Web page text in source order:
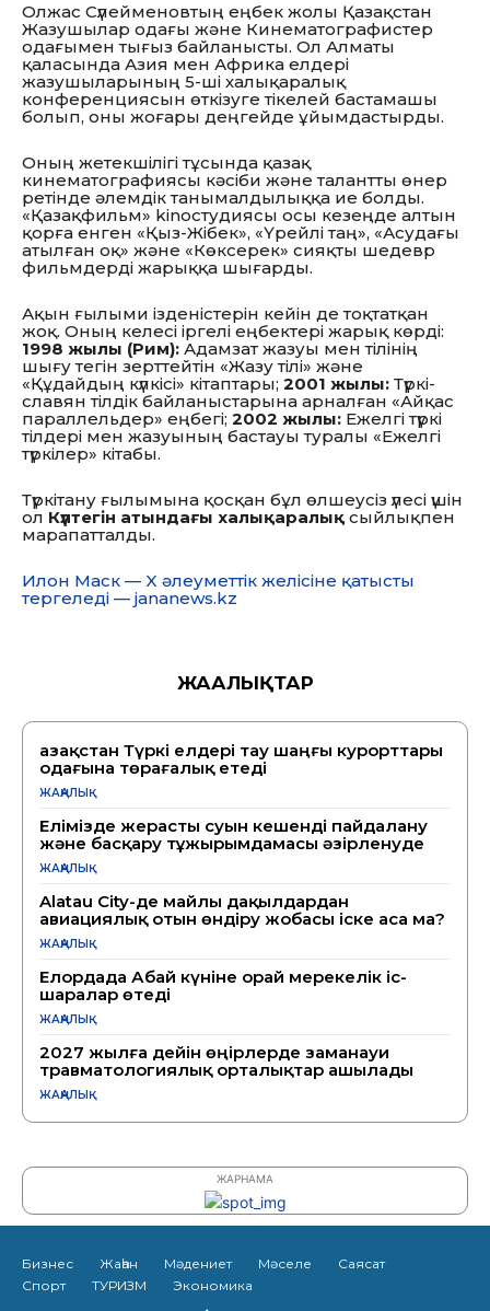
Олжас Сүлейменовтың еңбек жолы Қазақстан
Жазушылар одағы және Кинематографистер
одағымен тығыз байланысты. Ол Алматы
қаласында Азия мен Африка елдері
жазушыларының 5-ші халықаралық
конференциясын өткізуге тікелей бастамашы
болып, оны жоғары деңгейде ұйымдастырды.
Оның жетекшілігі тұсында қазақ
кинематографиясы кәсіби және талантты өнер
ретінде әлемдік танымалдылыққа ие болды.
«Қазақфильм» kinoстудиясы осы кезеңде алтын
қорға енген «Қыз-Жібек», «Үрейлі таң», «Асудағы
атылған оқ» және «Көксерек» сияқты шедевр
фильмдерді жарыққа шығарды.
Ақын ғылыми ізденістерін кейін де тоқтатқан
жоқ. Оның келесі іргелі еңбектері жарық көрді:
1998 жылы (Рим): Адамзат жазуы мен тілінің
шығу тегін зерттейтін «Жазу тілі» және
«Құдайдың күлкісі» кітаптары; 2001 жылы: Түркі-
славян тілдік байланыстарына арналған «Айқас
параллельдер» еңбегі; 2002 жылы: Ежелгі түркі
тілдері мен жазуының бастауы туралы «Ежелгі
түркілер» кітабы.
Түркітану ғылымына қосқан бұл өлшеусіз үлесі үшін
ол Күлтегін атындағы халықаралық сыйлықпен
марапатталды.
Илон Маск — X әлеуметтік желісіне қатысты
тергеледі — jananews.kz
ЖАҢАЛЫҚТАР
Қазақстан Түркі елдері тау шаңғы курорттары
одағына төрағалық етеді
ЖАҢАЛЫҚ
Елімізде жерасты суын кешенді пайдалану
және басқару тұжырымдамасы әзірленуде
ЖАҢАЛЫҚ
Alatau City-де майлы дақылдардан
авиациялық отын өндіру жобасы іске аса ма?
ЖАҢАЛЫҚ
Елордада Абай күніне орай мерекелік іс-
шаралар өтеді
ЖАҢАЛЫҚ
2027 жылға дейін өңірлерде заманауи
травматологиялық орталықтар ашылады
ЖАҢАЛЫҚ
ЖАРНАМА
Бизнес Жаһан Мәдениет Мәселе
Саясат
Спорт
ТУРИЗМ Экономика